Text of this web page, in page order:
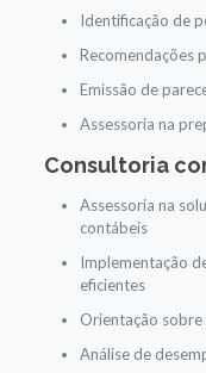
Identificação de
Recomendações
Emissão de
Assessoria na
Consultoria
Assessoria na
contábeis
Implementação
eficientes
Orientação sobre
Análise de